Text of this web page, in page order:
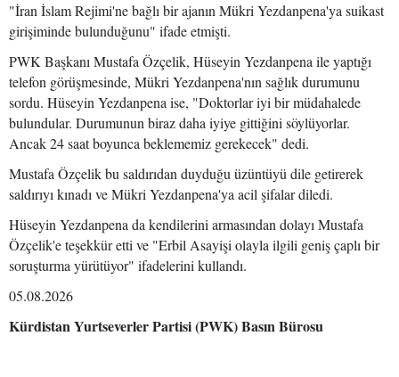
"İran İslam Rejimi'ne bağlı bir ajanın Mükri Yezdanpena'ya suikast
girişiminde bulunduğunu" ifade etmişti.
PWK Başkanı Mustafa Özçelik, Hüseyin Yezdanpena ile yaptığı
telefon görüşmesinde, Mükri Yezdanpena'nın sağlık durumunu
sordu. Hüseyin Yezdanpena ise, "Doktorlar iyi bir müdahalede
bulundular. Durumunun biraz daha iyiye gittiğini söylüyorlar.
Ancak 24 saat boyunca beklememiz gerekecek" dedi.
Mustafa Özçelik bu saldırıdan duyduğu üzüntüyü dile getirerek
saldırıyı kınadı ve Mükri Yezdanpena'ya acil şifalar diledi.
Hüseyin Yezdanpena da kendilerini armasından dolayı Mustafa
Özçelik'e teşekkür etti ve "Erbil Asayişi olayla ilgili geniş çaplı bir
soruşturma yürütüyor" ifadelerini kullandı.
05.08.2026
Kürdistan Yurtseverler Partisi (PWK) Basın Bürosu